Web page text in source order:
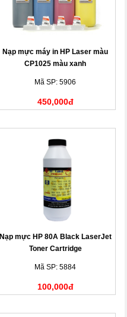
Nạp mực máy in HP Laser màu
CP1025 màu xanh
Mã SP: 5906
450,000đ
Nạp mực HP 80A Black LaserJet
Toner Cartridge
Mã SP: 5884
100,000đ